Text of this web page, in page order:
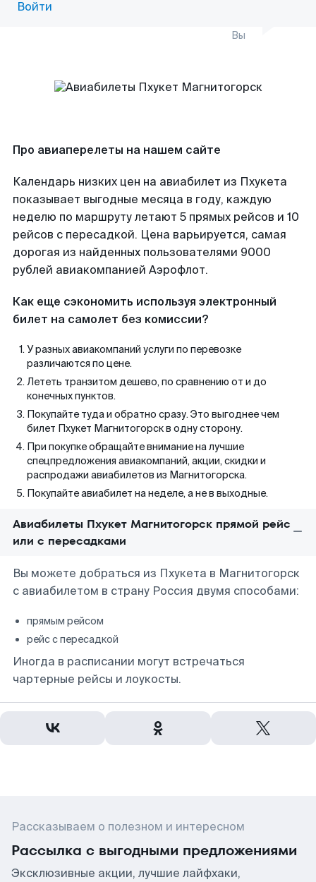
Войти
Вы
Про авиаперелеты на нашем сайте
Календарь низких цен на авиабилет из Пхукета
показывает выгодные месяца в году, каждую
неделю по маршруту летают 5 прямых рейсов и 10
рейсов с пересадкой. Цена варьируется, самая
дорогая из найденных пользователями 9000
рублей авиакомпанией Аэрофлот.
Как еще сэкономить используя электронный
билет на самолет без комиссии?
У разных авиакомпаний услуги по перевозке
различаются по цене.
Лететь транзитом дешево, по сравнению от и до
конечных пунктов.
Покупайте туда и обратно сразу. Это выгоднее чем
билет Пхукет Магнитогорск в одну сторону.
При покупке обращайте внимание на лучшие
спецпредложения авиакомпаний, акции, скидки и
распродажи авиабилетов из Магнитогорска.
Покупайте авиабилет на неделе, а не в выходные.
Авиабилеты Пхукет Магнитогорск прямой рейс
или с пересадками
Вы можете добраться из Пхукета в Магнитогорск
с авиабилетом в страну Россия двумя способами:
прямым рейсом
рейс с пересадкой
Иногда в расписании могут встречаться
чартерные рейсы и лоукосты.
Рассказываем о полезном и интересном
Рассылка с выгодными предложениями
Эксклюзивные акции, лучшие лайфхаки,